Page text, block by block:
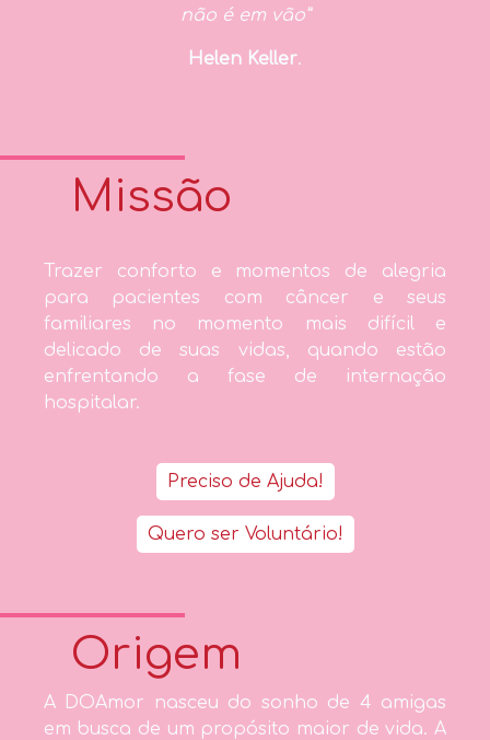
não é em vão”
Helen Keller.
Missão
Trazer conforto e momentos de alegria
para pacientes com câncer e seus
familiares no momento mais difícil e
delicado de suas vidas, quando estão
enfrentando a fase de internação
hospitalar.
Preciso de Ajuda!
Quero ser Voluntário!
Origem
A DOAmor nasceu do sonho de 4 amigas
em busca de um propósito maior de vida. A